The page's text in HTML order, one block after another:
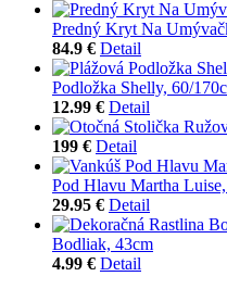
Predný Kryt Na
84.9 € Detail
Podložka Shelly, 60/
12.99 € Detail
199 € Detail
Pod Hlavu Martha
29.95 € Detail
Bodliak, 43cm
4.99 € Detail